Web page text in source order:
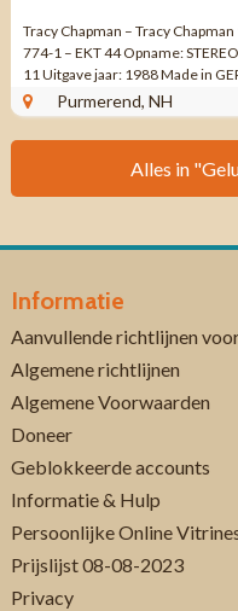
Tracy Chapman – Tracy
774-1 – EKT 44 Opname:
11 Uitgave jaar: 1988 Made in
Purmerend, NH
Alles in
Informatie
Aanvullende richtlijnen
Algemene richtlijnen
Algemene Voorwaarden
Doneer
Geblokkeerde accounts
Informatie & Hulp
Persoonlijke Online
Prijslijst 08-08-2023
Privacy